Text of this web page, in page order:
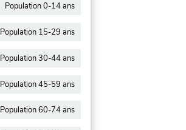
Population 0-14 ans
Population 15-29 ans
Population 30-44 ans
Population 45-59 ans
Population 60-74 ans